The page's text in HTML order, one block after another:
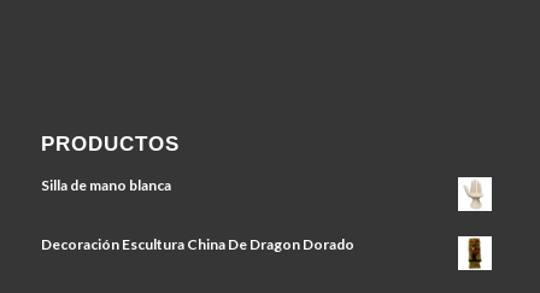
PRODUCTOS
Silla de mano blanca
Decoración Escultura China De Dragon Dorado